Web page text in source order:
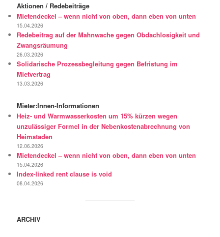
Aktionen / Redebeiträge
Mietendeckel – wenn nicht von oben, dann eben von unten
15.04.2026
Redebeitrag auf der Mahnwache gegen Obdachlosigkeit und
Zwangsräumung
26.03.2026
Solidarische Prozessbegleitung gegen Befristung im
Mietvertrag
13.03.2026
Mieter:Innen-Informationen
Heiz- und Warmwasserkosten um 15% kürzen wegen
unzulässiger Formel in der Nebenkostenabrechnung von
Heimstaden
12.06.2026
Mietendeckel – wenn nicht von oben, dann eben von unten
15.04.2026
Index-linked rent clause is void
08.04.2026
ARCHIV